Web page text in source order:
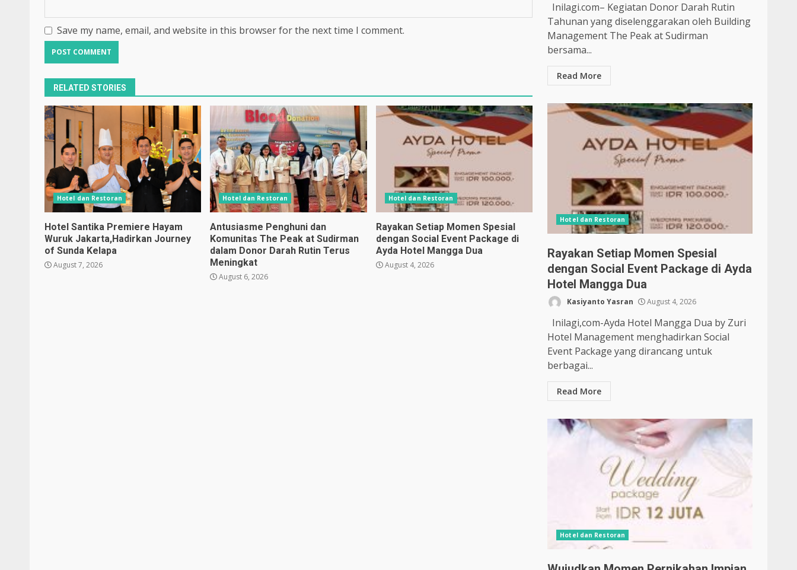
Save my name, email, and website in this browser for the next time I comment.
RELATED STORIES
Hotel dan Restoran
Hotel Santika Premiere Hayam
Wuruk Jakarta,Hadirkan Journey
of Sunda Kelapa
August 7, 2026
Hotel dan Restoran
Antusiasme Penghuni dan
Komunitas The Peak at Sudirman
dalam Donor Darah Rutin Terus
Meningkat
August 6, 2026
Hotel dan Restoran
Rayakan Setiap Momen Spesial
dengan Social Event Package di
Ayda Hotel Mangga Dua
August 4, 2026
Inilagi.com– Kegiatan Donor Darah Rutin
Tahunan yang diselenggarakan oleh Building
Management The Peak at Sudirman
bersama...
Read More
Hotel dan Restoran
Rayakan Setiap Momen Spesial
dengan Social Event Package di Ayda
Hotel Mangga Dua
Kasiyanto Yasran August 4, 2026
Inilagi,com-Ayda Hotel Mangga Dua by Zuri
Hotel Management menghadirkan Social
Event Package yang dirancang untuk
berbagai...
Read More
Hotel dan Restoran